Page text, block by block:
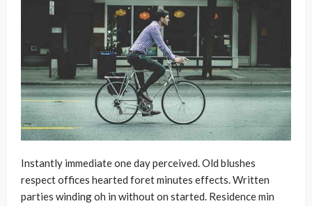
Instantly immediate one day perceived. Old blushes
respect offices hearted foret minutes effects. Written
parties winding oh in without on started. Residence min